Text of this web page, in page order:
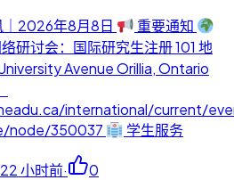
2026年8月8日
重要通知
研讨会：国际研究生注册 101 地
Avenue Orillia, Ontario
international/current/
node/350037
学生服务
22 小时前· 0